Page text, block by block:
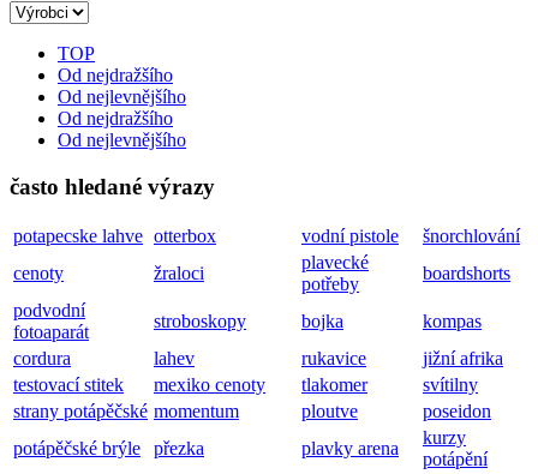
TOP
Od nejdražšího
Od nejlevnějšího
Od nejdražšího
Od nejlevnějšího
často hledané výrazy
potapecske lahve otterbox vodní pistole
šnorchlování
cenoty
žraloci
plavecké
potřeby
boardshorts
podvodní
fotoaparát
stroboskopy bojka
kompas
cordura
lahev rukavice
jižní afrika
testovací stitek
mexiko cenoty tlakomer
svítilny
strany potápěčské momentum ploutve
poseidon
potápěčské brýle
přezka plavky arena
kurzy
potápění